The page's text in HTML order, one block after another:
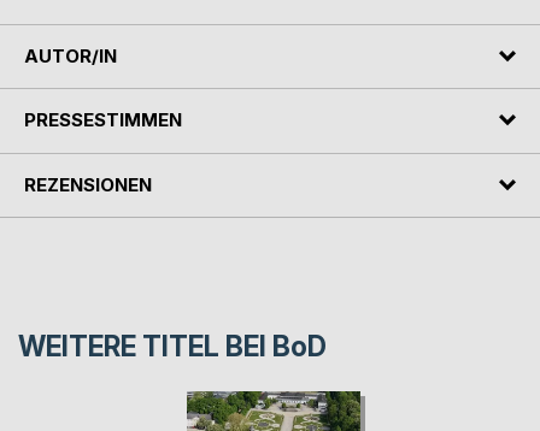
AUTOR/IN
PRESSESTIMMEN
REZENSIONEN
WEITERE TITEL BEI BoD